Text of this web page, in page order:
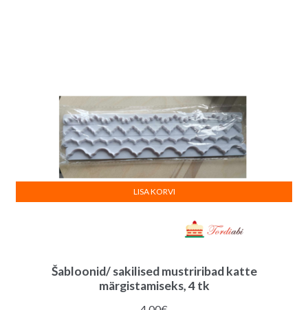
Šabloonid/ sakilised mustriribad katte
märgistamiseks, 4 tk
LISA KORVI